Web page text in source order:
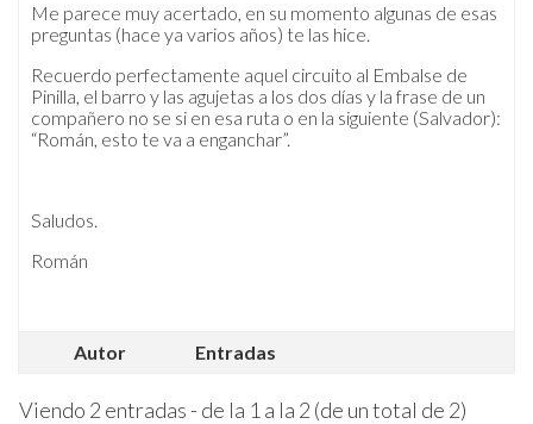
Me parece muy acertado, en su momento algunas de esas
preguntas (hace ya varios años) te las hice.
Recuerdo perfectamente aquel circuito al Embalse de
Pinilla, el barro y las agujetas a los dos días y la frase de un
compañero no se si en esa ruta o en la siguiente (Salvador):
“Román, esto te va a enganchar”.
Saludos.
Román
Autor Entradas
Viendo 2 entradas - de la 1 a la 2 (de un total de 2)